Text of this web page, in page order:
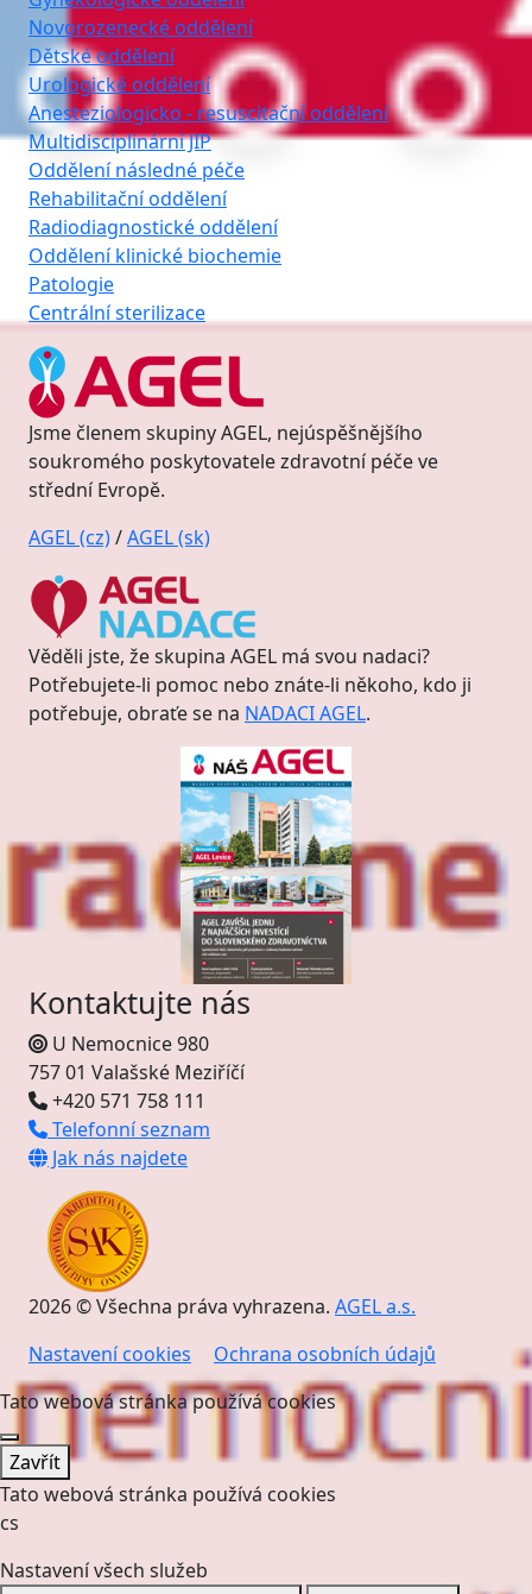
Novorozenecké oddělení
Dětské oddělení
Urologické oddělení
Anesteziologicko - resuscitační oddělení
Multidisciplinární JIP
Oddělení následné péče
Rehabilitační oddělení
Radiodiagnostické oddělení
Oddělení klinické biochemie
Patologie
Centrální sterilizace
Jsme členem skupiny AGEL, nejúspěšnějšího
soukromého poskytovatele zdravotní péče ve
střední Evropě.
AGEL (cz)/AGEL (sk)
Věděli jste, že skupina AGEL má svou nadaci?
Potřebujete-li pomoc nebo znáte-li někoho, kdo ji
potřebuje, obraťe se na NADACI AGEL.
Kontaktujte nás
U Nemocnice 980
757 01 Valašské Meziříčí
+420 571 758 111
Telefonní seznam
Jak nás najdete
2026 © Všechna práva vyhrazena. AGEL a.s.
Nastavení cookies
Ochrana osobních údajů
Tato webová stránka používá cookies
Zavřít
Tato webová stránka používá cookies
cs
Nastavení všech služeb